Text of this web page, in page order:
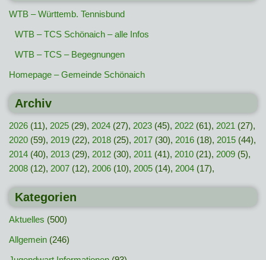
WTB – Württemb. Tennisbund
WTB – TCS Schönaich – alle Infos
WTB – TCS – Begegnungen
Homepage – Gemeinde Schönaich
Archiv
2026 (11), 2025 (29), 2024 (27), 2023 (45), 2022 (61), 2021 (27),
2020 (59), 2019 (22), 2018 (25), 2017 (30), 2016 (18), 2015 (44),
2014 (40), 2013 (29), 2012 (30), 2011 (41), 2010 (21), 2009 (5),
2008 (12), 2007 (12), 2006 (10), 2005 (14), 2004 (17),
Kategorien
Aktuelles (500)
Allgemein (246)